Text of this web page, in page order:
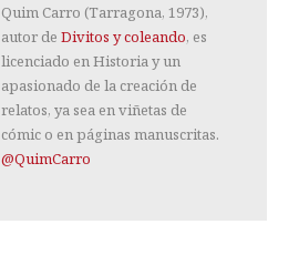
Quim Carro (Tarragona, 1973),
autor de Divitos y coleando, es
licenciado en Historia y un
apasionado de la creación de
relatos, ya sea en viñetas de
cómic o en páginas manuscritas.
@QuimCarro